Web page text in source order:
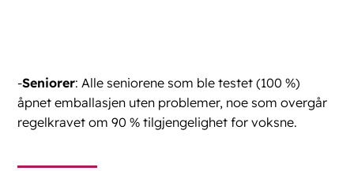
-Seniorer: Alle seniorene som ble testet (100 %)
åpnet emballasjen uten problemer, noe som overgår
regelkravet om 90 % tilgjengelighet for voksne.